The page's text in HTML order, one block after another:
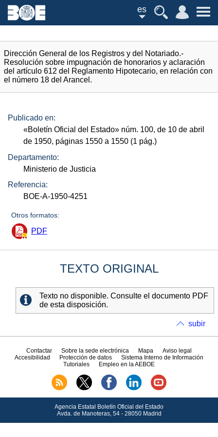
es
Dirección General de los Registros y del Notariado.-
Resolución sobre impugnación de honorarios y aclaración
del artículo 612 del Reglamento Hipotecario, en relación con
el número 18 del Arancel.
Publicado en:
«Boletín Oficial del Estado» núm. 100, de 10 de abril
de 1950, páginas 1550 a 1550 (1 pág.)
Departamento:
Ministerio de Justicia
Referencia:
BOE-A-1950-4251
Otros formatos:
PDF
TEXTO ORIGINAL
Texto no disponible. Consulte el documento PDF
de esta disposición.
subir
Contactar Sobre la sede electrónica Mapa
Aviso legal
Accesibilidad
Protección de datos
Sistema Interno de Información
Tutoriales
Empleo en la AEBOE
Agencia Estatal Boletín Oficial del Estado
Avda.de Manoteras, 54 - 28050 Madrid